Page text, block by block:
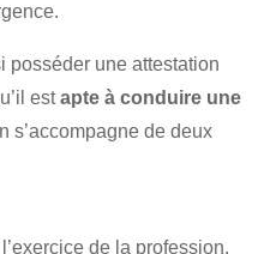
posséder une attestation
estapte à conduire une
s’accompagne de deux
de la profession.